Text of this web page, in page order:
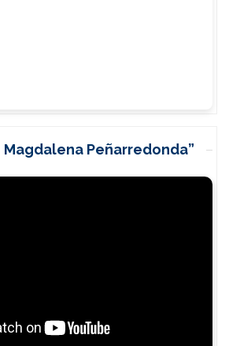
Peñarredonda”